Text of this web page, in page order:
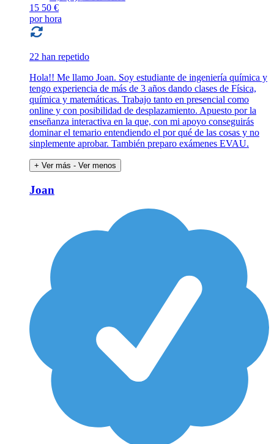
15 50 €
por hora
22 han repetido
Hola!! Me llamo Joan. Soy estudiante de ingeniería química y
tengo experiencia de más de 3 años dando clases de Física,
química y matemáticas. Trabajo tanto en presencial como
online y con posibilidad de desplazamiento. Apuesto por la
enseñanza interactiva en la que, con mi apoyo conseguirás
dominar el temario entendiendo el por qué de las cosas y no
sinplemente aprobar. También preparo exámenes EVAU.
+ Ver más - Ver menos
Joan